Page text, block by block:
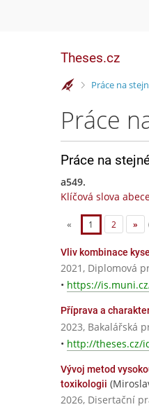
Theses.cz
>Práce na
Práce
Práce na
a549.
Klíčová slova
« 1 2 »
Vliv kombinace
2021, Diplomová
• https://
Příprava a
2023, Bakalářská
• http://theses.cz/
Vývoj metod
toxikologii
2026, Disertační